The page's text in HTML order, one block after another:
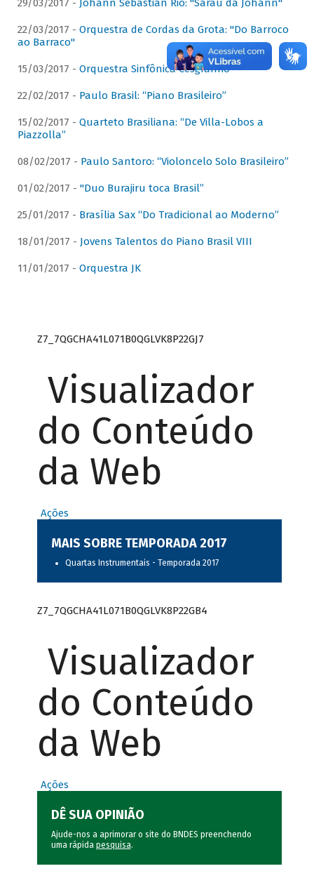
29/03/2017 - Johann Sebastian Rio: "Sarau da Johann"
22/03/2017 - Orquestra de Cordas da Grota: "Do Barroco
ao Barraco"
15/03/2017 - Orquestra Sinfônica Cesgranrio
22/02/2017 - Paulo Brasil: “Piano Brasileiro”
15/02/2017 - Quarteto Brasiliana: “De Villa-Lobos a
Piazzolla”
08/02/2017 - Paulo Santoro: “Violoncelo Solo Brasileiro”
01/02/2017 - "Duo Burajiru toca Brasil”
25/01/2017 - Brasília Sax “Do Tradicional ao Moderno”
18/01/2017 - Jovens Talentos do Piano Brasil VIII
11/01/2017 - Orquestra JK
Z7_7QGCHA41L071B0QGLVK8P22GJ7
Visualizador
do Conteúdo
da Web
Ações
MAIS SOBRE TEMPORADA 2017
Quartas Instrumentais - Temporada 2017
Z7_7QGCHA41L071B0QGLVK8P22GB4
Visualizador
do Conteúdo
da Web
Ações
DÊ SUA OPINIÃO
Ajude-nos a aprimorar o site do BNDES preenchendo
uma rápida pesquisa.